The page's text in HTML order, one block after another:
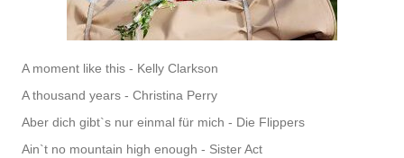
A moment like this - Kelly Clarkson
A thousand years - Christina Perry
Aber dich gibt`s nur einmal für mich - Die Flippers
Ain`t no mountain high enough - Sister Act